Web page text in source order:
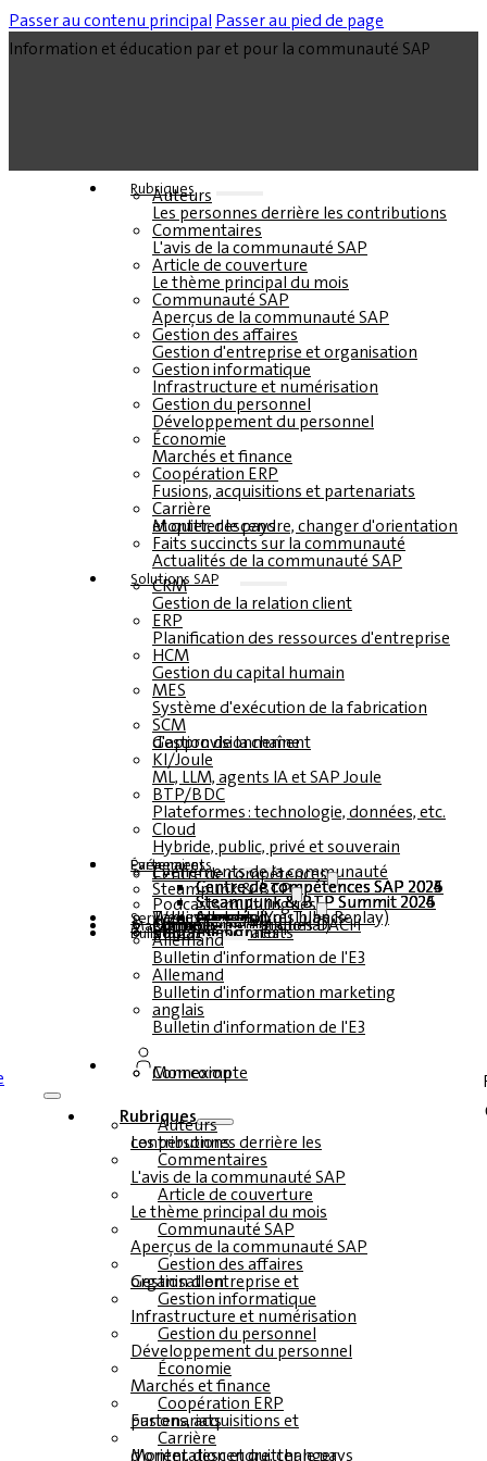
Passer au contenu principal Passer au pied de page
Information et éducation par et pour la communauté SAP
Rubriques
Auteurs
Les personnes derrière les contributions
Commentaires
L'avis de la communauté SAP
Article de couverture
Le thème principal du mois
Communauté SAP
Aperçus de la communauté SAP
Gestion des affaires
Gestion d'entreprise et organisation
Gestion informatique
Infrastructure et numérisation
Gestion du personnel
Développement du personnel
Économie
Marchés et finance
Coopération ERP
Fusions, acquisitions et partenariats
Carrière
Monter, descendre, changer d'orientation et quitter le pays
Faits succincts sur la communauté
Actualités de la communauté SAP
Solutions SAP
CRM
Gestion de la relation client
ERP
Planification des ressources d'entreprise
HCM
Gestion du capital humain
MES
Système d'exécution de la fabrication
SCM
Gestion de la chaîne d'approvisionnement
KI/Joule
ML, LLM, agents IA et SAP Joule
BTP/BDC
Plateformes : technologie, données, etc.
Cloud
Hybride, public, privé et souverain
Partenaires
Événements
Événements de la communauté
Centre de compétences
Centre de compétences SAP 2026
Centre de compétences SAP 2025
Centre de compétences SAP 2024
Centre de compétences SAP 2023
Steampunk & BTP
Steampunk & BTP Summit 2026
Steampunk & BTP Summit 2025
Steampunk & BTP Summit 2024
Podcasts multilingues
Allemand
anglais
espagnol
français
Tables rondes (YouTube Replay)
Webinaires et livres blancs
Service
Formulaires
Contact
Données médiatiques DACH
Kit média (international)
Magazine
s'abonner ici
pour les abonnés
magazines gratuits
Bulletin
Allemand
Bulletin d'information de l'E3
Allemand
Bulletin d'information marketing
anglais
Bulletin d'information de l'E3
Connexion
Mon compte
Rubriques
Auteurs
Les personnes derrière les contributions
Commentaires
L'avis de la communauté SAP
Article de couverture
Le thème principal du mois
Communauté SAP
Aperçus de la communauté SAP
Gestion des affaires
Gestion d'entreprise et organisation
Gestion informatique
Infrastructure et numérisation
Gestion du personnel
Développement du personnel
Économie
Marchés et finance
Coopération ERP
Fusions, acquisitions et partenariats
Carrière
Monter, descendre, changer d'orientation et quitter le pays